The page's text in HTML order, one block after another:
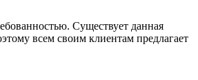
Существует данная
всем своим клиентам предлагает